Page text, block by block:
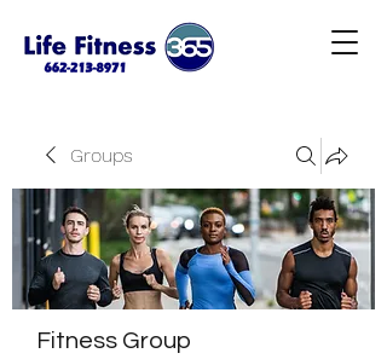
Groups
Fitness Group